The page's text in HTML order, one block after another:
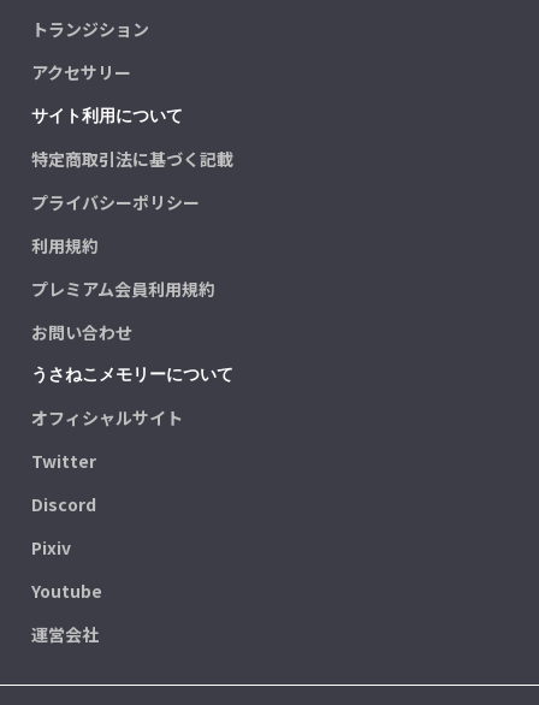
トランジション
アクセサリー
サイト利用について
特定商取引法に基づく記載
プライバシーポリシー
利用規約
プレミアム会員利用規約
お問い合わせ
うさねこメモリーについて
オフィシャルサイト
Twitter
Discord
Pixiv
Youtube
運営会社